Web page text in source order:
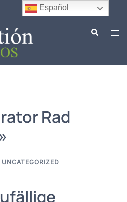
Buscar
Rad
UNCATEGORIZED
Español